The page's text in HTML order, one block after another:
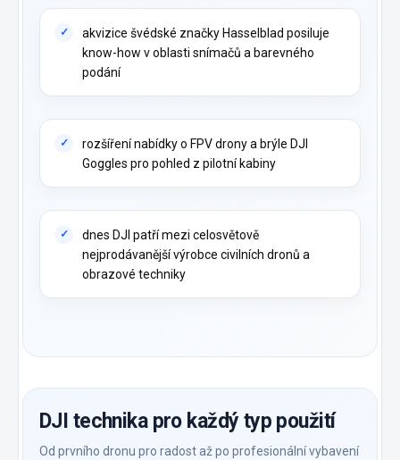
akvizice švédské značky Hasselblad posiluje
know-how v oblasti snímačů a barevného
podání
rozšíření nabídky o FPV drony a brýle DJI
Goggles pro pohled z pilotní kabiny
dnes DJI patří mezi celosvětově
nejprodávanější výrobce civilních dronů a
obrazové techniky
DJI technika pro každý typ použití
Od prvního dronu pro radost až po profesionální vybavení